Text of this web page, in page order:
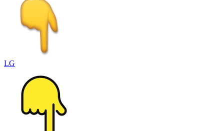
LG